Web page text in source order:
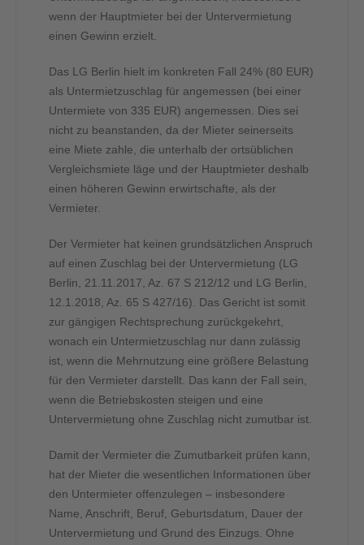
wenn der Hauptmieter bei der Untervermietung
einen Gewinn erzielt.
Das LG Berlin hielt im konkreten Fall 24% (80 EUR)
als Untermietzuschlag für angemessen (bei einer
Untermiete von 335 EUR) angemessen. Dies sei
nicht zu beanstanden, da der Mieter seinerseits
eine Miete zahle, die unterhalb der ortsüblichen
Vergleichsmiete läge und der Hauptmieter deshalb
einen höheren Gewinn erwirtschafte, als der
Vermieter.
Der Vermieter hat keinen grundsätzlichen Anspruch
auf einen Zuschlag bei der Untervermietung (LG
Berlin, 21.11.2017, Az. 67 S 212/12 und LG Berlin,
12.1.2018, Az. 65 S 427/16). Das Gericht ist somit
zur gängigen Rechtsprechung zurückgekehrt,
wonach ein Untermietzuschlag nur dann zulässig
ist, wenn die Mehrnutzung eine größere Belastung
für den Vermieter darstellt. Das kann der Fall sein,
wenn die Betriebskosten steigen und eine
Untervermietung ohne Zuschlag nicht zumutbar ist.
Damit der Vermieter die Zumutbarkeit prüfen kann,
hat der Mieter die wesentlichen Informationen über
den Untermieter offenzulegen – insbesondere
Name, Anschrift, Beruf, Geburtsdatum, Dauer der
Untervermietung und Grund des Einzugs. Ohne